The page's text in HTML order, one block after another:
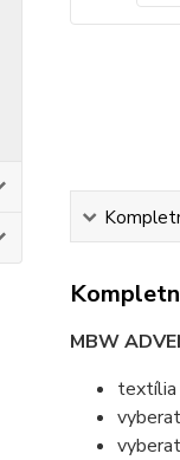
MBW
textília